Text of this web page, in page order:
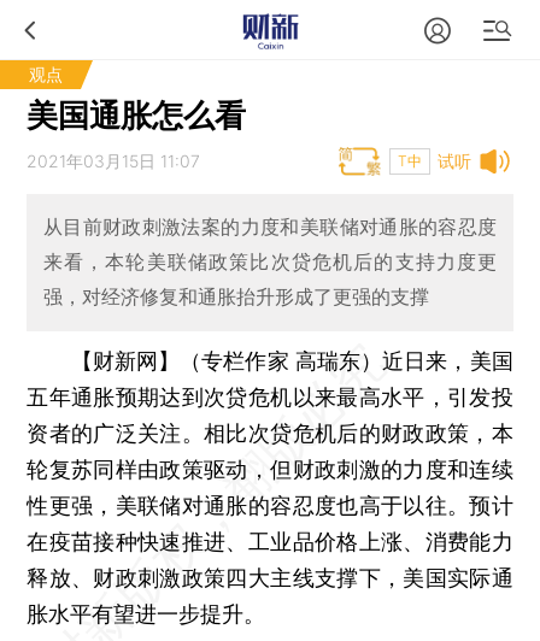
观点
美国通胀怎么看
试听
2021年03月15日 11:07 T中
从目前财政刺激法案的力度和美联储对通胀的容忍度
来看，本轮美联储政策比次贷危机后的支持力度更
强，对经济修复和通胀抬升形成了更强的支撑
【财新网】（专栏作家 高瑞东）近日来，美国
五年通胀预期达到次贷危机以来最高水平，引发投
资者的广泛关注。相比次贷危机后的财政政策，本
轮复苏同样由政策驱动，但财政刺激的力度和连续
性更强，美联储对通胀的容忍度也高于以往。预计
在疫苗接种快速推进、工业品价格上涨、消费能力
释放、财政刺激政策四大主线支撑下，美国实际通
胀水平有望进一步提升。